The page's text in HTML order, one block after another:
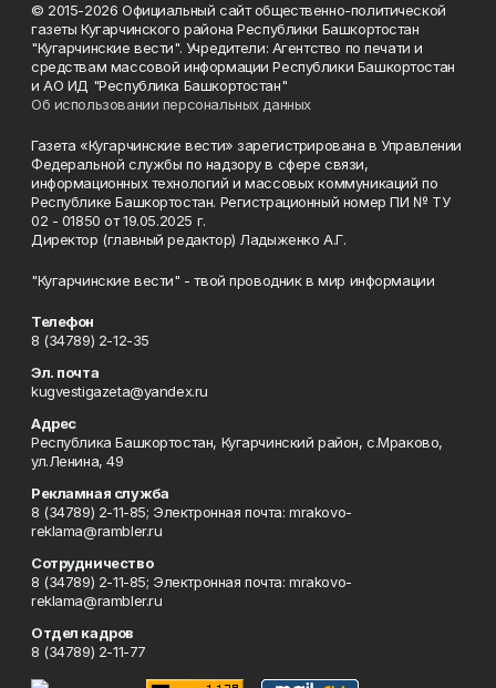
© 2015-2026 Официальный сайт общественно-политической
газеты Кугарчинского района Республики Башкортостан
"Кугарчинские вести". Учредители: Агентство по печати и
средствам массовой информации Республики Башкортостан
и АО ИД "Республика Башкортостан"
Об использовании персональных данных
Газета «Кугарчинские вести» зарегистрирована в Управлении
Федеральной службы по надзору в сфере связи,
информационных технологий и массовых коммуникаций по
Республике Башкортостан. Регистрационный номер ПИ № ТУ
02 - 01850 от 19.05.2025 г.
Директор (главный редактор) Ладыженко А.Г.
"Кугарчинские вести" - твой проводник в мир информации
Телефон
8 (34789) 2-12-35
Эл. почта
kugvestigazeta@yandex.ru
Адрес
Республика Башкортостан, Кугарчинский район, с.Мраково,
ул.Ленина, 49
Рекламная служба
8 (34789) 2-11-85; Электронная почта: mrakovo-
reklama@rambler.ru
Сотрудничество
8 (34789) 2-11-85; Электронная почта: mrakovo-
reklama@rambler.ru
Отдел кадров
8 (34789) 2-11-77